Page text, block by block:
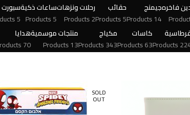
فاخرهجيمنج
14 Products
حقائب
5 Products
رحلات ونزهات
2 Products
ساعات ذكية
5 Products
سبورت
5 Products
224
كاسات
63 Products
مكياج
343 Products
منتجات موسمية
13 Products
هدايا
70 Products
SOLD
OUT